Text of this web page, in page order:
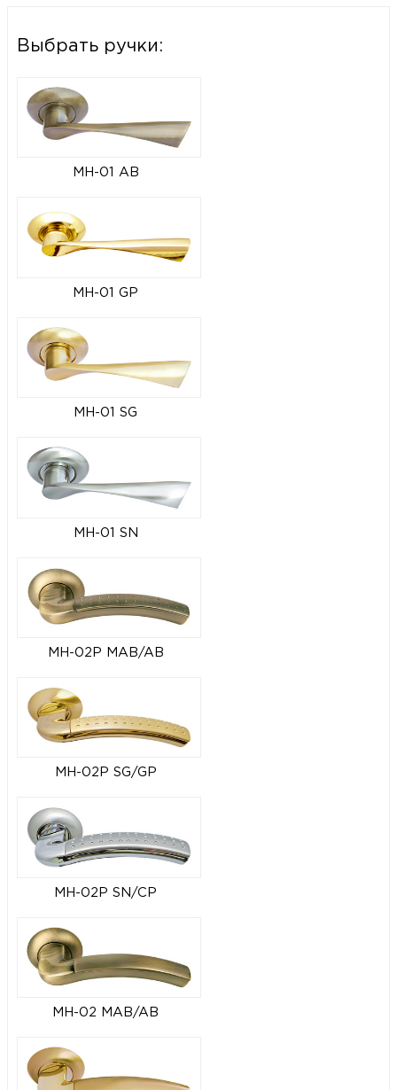
Выбрать ручки:
MH-01 AB
MH-01 GP
MH-01 SG
MH-01 SN
MH-02P MAB/AB
MH-02P SG/GP
MH-02P SN/CP
MH-02 MAB/AB